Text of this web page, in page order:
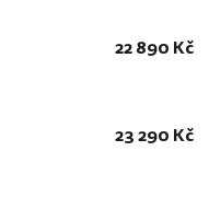
22 890 Kč
23 290 Kč